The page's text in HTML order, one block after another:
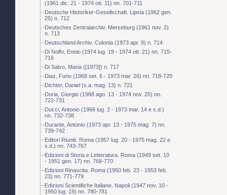
(1961 dic. 21 - 1974 ott. 11) nn. 701-711
Deutsche Historiker-Gesellschaft. Lipsia (1962 gen.
25) n. 712
Deutsches Zentralarchiv. Merseburg (1961 nov. 2)
n. 713
Deutschland Archiv. Colonia (1973 apr. 9) n. 714
Di Nolfo, Ennio (1974 lug. 19 - 1974 ott. 21) nn. 715-
716
Di Salvo, Maria ([1973]) n. 717
Diaz, Furio (1968 set. 6 - 1973 mar. 26) nn. 718-720
Dichter, Daniel (s.a. mag. 13) n. 721
Doria, Giorgio (1968 ago. 13 - 1974 nov. 25) nn.
722-731
Ducci, Antonio (1966 lug. 2 - 1973 mar. 14 e s.d.)
nn. 732-738
Durante, Antonio (1973 apr. 13 - 1975 mag. 7) nn.
739-742
Editori Riuniti. Roma (1957 lug. 20 - 1975 mag. 22 e
s.d.) nn. 743-767
Edizioni di Storia e Letteratura. Roma (1949 set. 10
- 1951 gen. 17) nn. 768-770
Edizioni Rinascita. Roma (1950 feb. 23 - 1953 feb.
23) nn. 771-779
Edizioni Scientifiche Italiane. Napoli (1947 nov. 10 -
1950 lug. 19) nn. 780-781